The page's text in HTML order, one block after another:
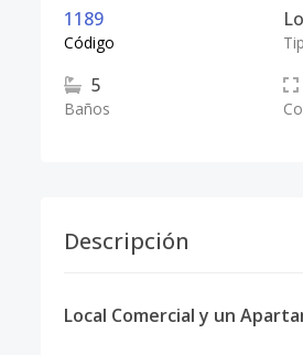
1189
Código
5
Baños
Descripción
Local Comercial y un